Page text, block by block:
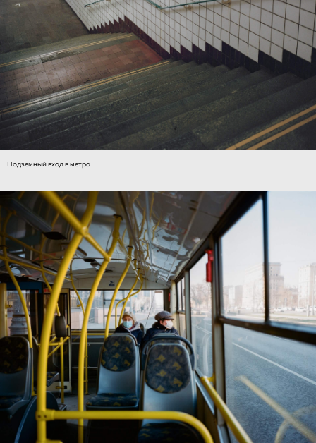
Подземный вход в метро